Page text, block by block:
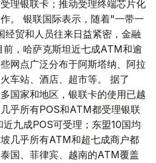
理银联卡；推动受理终端芯片化
。 银联国际表示，随着"一带一
经贸和人员往来日益紧密，金融
，哈萨克斯坦近七成ATM和逾
网点广泛分布于阿斯塔纳、阿拉
车站、酒店、超市等。 据了
国家和地区，银联卡的使用已越
乎所有POS和ATM都受理银联
九成POS可受理；东盟10国均
几乎所有ATM和超七成商户都
国、菲律宾、越南的ATM覆盖